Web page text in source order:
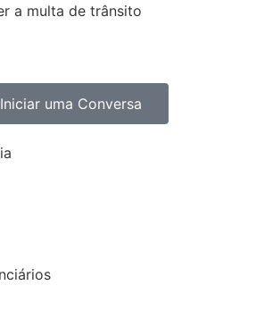
a multa de trânsito
Iniciar uma Conversa